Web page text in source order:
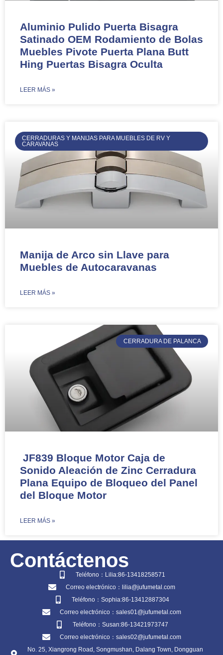
Aluminio Pulido Puerta Bisagra
Satinado OEM Rodamiento de Bolas
Muebles Pivote Puerta Plana Butt
Hing Puertas Bisagra Oculta
​LEER MÁS »
CERRADURAS Y MANIJAS PARA MUEBLES DE RV Y
CARAVANAS
Manija de Arco sin Llave para
Muebles de Autocaravanas​​
​LEER MÁS »
CERRADURA DE PALANCA
JF839 Bloque Motor Caja de
Sonido Aleación de Zinc Cerradura
Plana Equipo de Bloqueo del Panel
del Bloque Motor
​LEER MÁS »
Contáctenos
Teléfono：Lilia:86-13418258571
Correo electrónico：lilia@jufumetal.com
Teléfono：Sophia:86-13412887304
Correo electrónico：sales01@jufumetal.com
Teléfono：Susan:86-13421973747
Correo electrónico：sales02@jufumetal.com
No. 25, Xiangrong Road, Songmushan, Dalang Town, Dongguan